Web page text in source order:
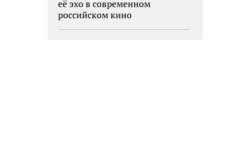
её эхо в современном
российском кино